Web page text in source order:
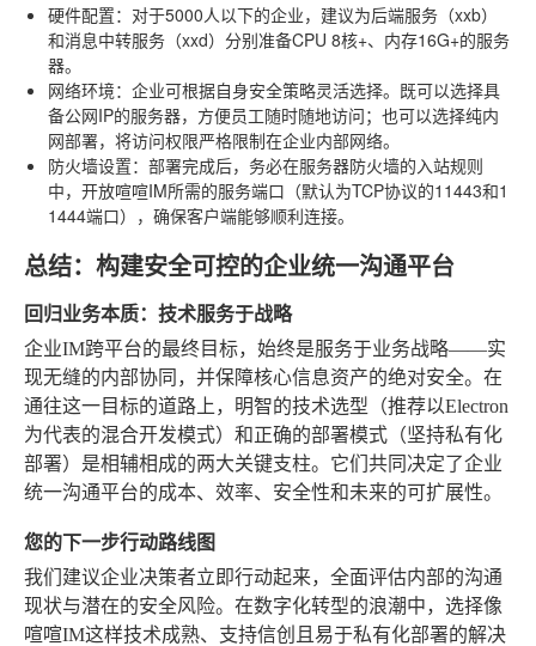
硬件配置：对于5000人以下的企业，建议为后端服务（xxb）
和消息中转服务（xxd）分别准备CPU 8核+、内存16G+的服务
器。
网络环境：企业可根据自身安全策略灵活选择。既可以选择具
备公网IP的服务器，方便员工随时随地访问；也可以选择纯内
网部署，将访问权限严格限制在企业内部网络。
防火墙设置：部署完成后，务必在服务器防火墙的入站规则
中，开放喧喧IM所需的服务端口（默认为TCP协议的11443和1
1444端口），确保客户端能够顺利连接。
总结：构建安全可控的企业统一沟通平台
回归业务本质：技术服务于战略
企业IM跨平台的最终目标，始终是服务于业务战略——实
现无缝的内部协同，并保障核心信息资产的绝对安全。在
通往这一目标的道路上，明智的技术选型（推荐以Electron
为代表的混合开发模式）和正确的部署模式（坚持私有化
部署）是相辅相成的两大关键支柱。它们共同决定了企业
统一沟通平台的成本、效率、安全性和未来的可扩展性。
您的下一步行动路线图
我们建议企业决策者立即行动起来，全面评估内部的沟通
现状与潜在的安全风险。在数字化转型的浪潮中，选择像
喧喧IM这样技术成熟、支持信创且易于私有化部署的解决